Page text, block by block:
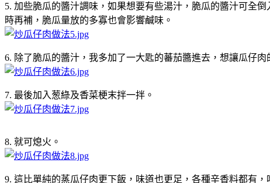
5. 加些脆瓜的醬汁調味，如果想要有些湯汁，脆瓜的醬汁可全
時再補，脆瓜量放的多寡也會影響鹹味。
6. 除了脆瓜的醬汁，我多加了一大匙的蕃茄醬進去，想讓瓜仔
7. 最後加入葱綠及香菜梗末拌一拌。
8. 就可熄火。
9. 這比單純的蒸瓜仔肉更下飯，味道也更足，各種辛香料都有，